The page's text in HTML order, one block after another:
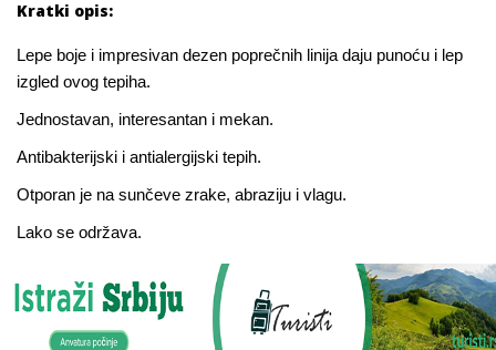
Kratki opis:
Lepe boje i impresivan dezen poprečnih linija daju punoću i lep
izgled ovog tepiha.
Jednostavan, interesantan i mekan.
Antibakterijski i antialergijski tepih.
Otporan je na sunčeve zrake, abraziju i vlagu.
Lako se održava.